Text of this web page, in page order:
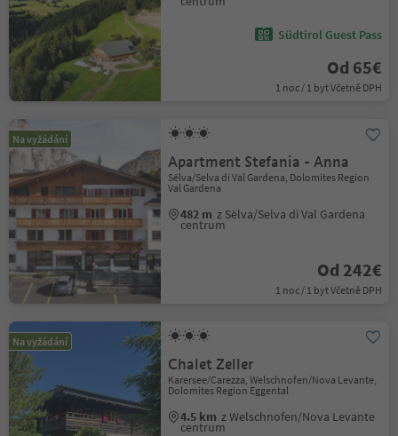
Südtirol Guest Pass
Od 65€
1 noc / 1 byt Včetně DPH
Na vyžádání
Apartment Stefania - Anna
Sëlva/Selva di Val Gardena, Dolomites Region
Val Gardena
482 m z Sëlva/Selva di Val Gardena
centrum
Od 242€
1 noc / 1 byt Včetně DPH
Na vyžádání
Chalet Zeller
Karersee/Carezza, Welschnofen/Nova Levante,
Dolomites Region Eggental
4.5 km z Welschnofen/Nova Levante
centrum